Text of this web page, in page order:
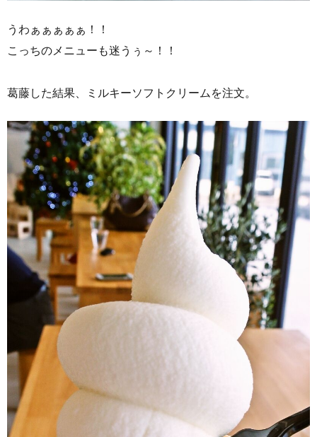
うわぁぁぁぁぁ！！
こっちのメニューも迷うぅ～！！
葛藤した結果、ミルキーソフトクリームを注文。